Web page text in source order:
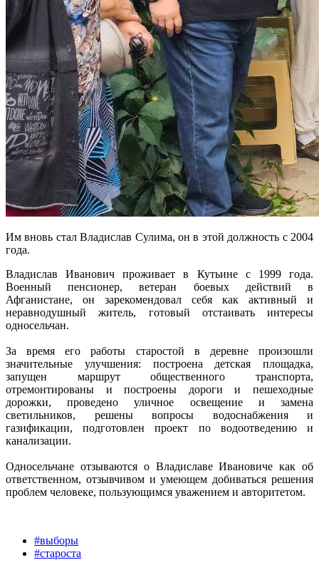
Им вновь стал Владислав Сулима, он в этой должность с 2004
года.
Владислав Иванович проживает в Кутьине с 1999 года.
Военный пенсионер, ветеран боевых действий в
Афганистане, он зарекомендовал себя как активный и
неравнодушный житель, готовый отстаивать интересы
односельчан.
За время его работы старостой в деревне произошли
значительные улучшения: построена детская площадка,
запущен маршрут общественного транспорта,
отремонтированы и построены дороги и пешеходные
дорожки, проведено уличное освещение и замена
светильников, решены вопросы водоснабжения и
газификации, подготовлен проект по водоотведению и
канализации.
Односельчане отзываются о Владиславе Ивановиче как об
ответственном, отзывчивом и умеющем добиваться решения
проблем человеке, пользующимся уважением и авторитетом.
#выборы
#староста